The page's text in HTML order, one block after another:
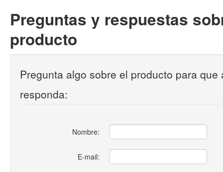
Preguntas y respuestas
producto
Pregunta algo sobre el producto para que
responda:
Nombre:
E-mail: